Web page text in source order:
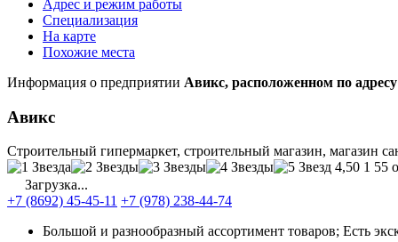
Адрес и режим работы
Специализация
На карте
Похожие места
Информация о предприятии Авикс, расположенном по
Авикс
Строительный гипермаркет, строительный магазин, магазин
4,50 1 55
Загрузка...
+7 (8692) 45-45-11 +7 (978) 238-44-74
Большой и разнообразный ассортимент товаров; Есть